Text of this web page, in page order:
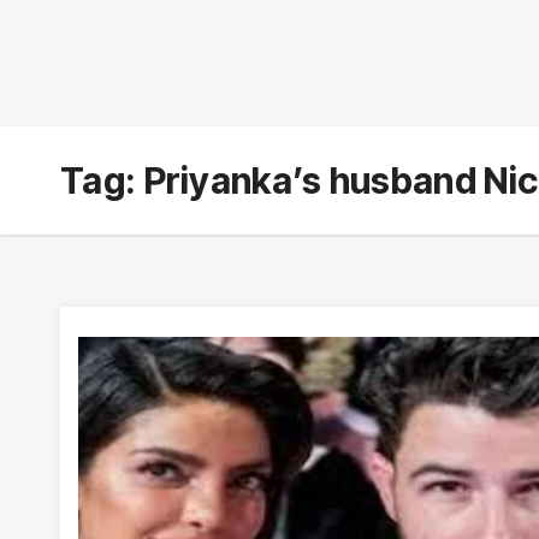
Tag: Priyanka’s husband